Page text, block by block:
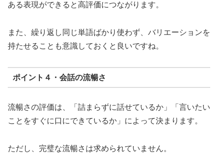
ある表現ができると高評価につながります。
また、繰り返し同じ単語ばかり使わず、バリエーションを
持たせることも意識しておくと良いですね。
ポイント４・会話の流暢さ
流暢さの評価は、「詰まらずに話せているか」「言いたい
ことをすぐに口にできているか」によって決まります。
ただし、完璧な流暢さは求められていません。